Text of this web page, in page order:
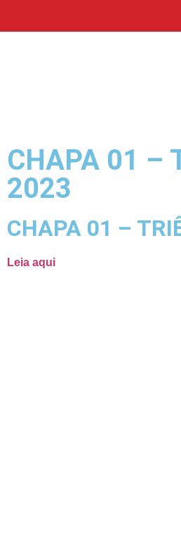
CHAPA 01 –
2023
CHAPA 01 –
Leia aqui